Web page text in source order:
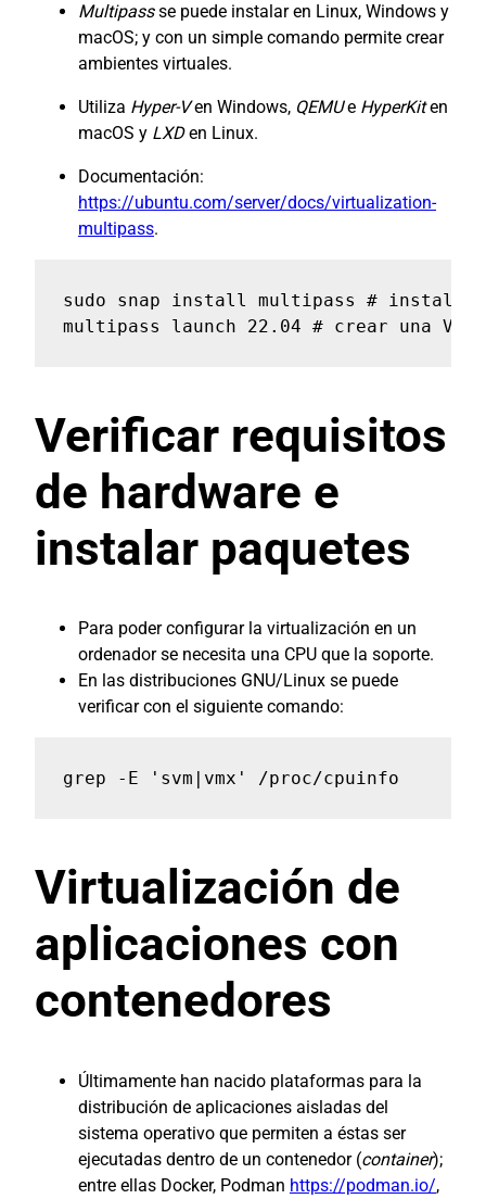
Multipassse puede instalar en Linux, Windows y
macOS; y con un simple comando permite crear
ambientes virtuales.
Utiliza Hyper-Ven Windows, QEMUe HyperKiten
macOS y LXDen Linux.
Documentación:
https://ubuntu.com/server/docs/virtualization-
multipass.
sudo snap install multipass # instalar
multipass launch 22.04 # crear una VM
Verificar requisitos
de hardware e
instalar paquetes
Para poder configurar la virtualización en un
ordenador se necesita una CPU que la soporte.
En las distribuciones GNU/Linux se puede
verificar con el siguiente comando:
grep -E 'svm|vmx' /proc/cpuinfo
Virtualización de
aplicaciones con
contenedores
Últimamente han nacido plataformas para la
distribución de aplicaciones aisladas del
sistema operativo que permiten a éstas ser
ejecutadas dentro de un contenedor (container);
entre ellas Docker, Podman https://podman.io/,